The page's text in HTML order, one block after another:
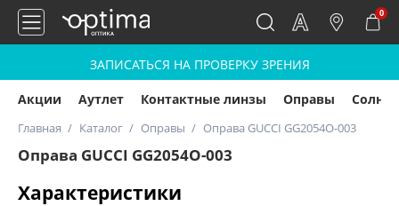
0
ЗАПИСАТЬСЯ НА ПРОВЕРКУ ЗРЕНИЯ
Акции Аутлет Контактные линзы Оправы
Главная Каталог Оправы Оправа GUCCI GG2054O-003
Оправа GUCCI GG2054O-003
Характеристики